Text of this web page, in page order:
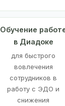
Обучение
в Диадоке
для быстрого
вовлечения
сотрудников в
работу с ЭДО и
снижения